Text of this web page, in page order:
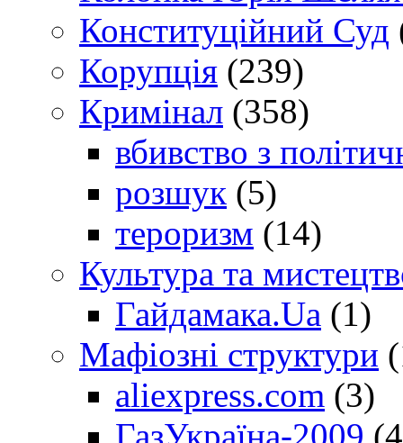
Конституційний Суд
Корупція (239)
Кримінал (358)
вбивство з
розшук (5)
тероризм (14)
Культура та
Гайдамака.Ua (1)
Мафіозні структури
aliexpress.com (3)
ГазУкраїна-2009